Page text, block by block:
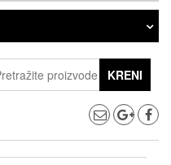
KRENI